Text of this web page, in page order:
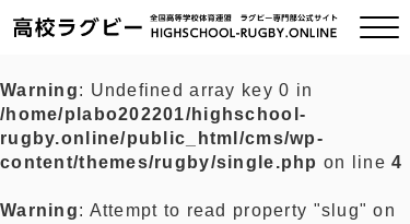
ご挨拶
Warning: Undefined array key 0 in
/home/plabo202201/highschool-
rugby.online/public_html/cms/wp-
content/themes/rugby/single.php on line4
Warning: Attempt to read property "slug" on